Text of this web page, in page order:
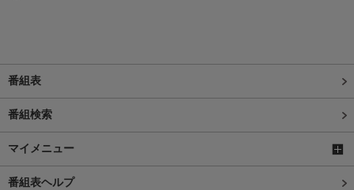
番組表
番組検索
マイメニュー
番組表ヘルプ